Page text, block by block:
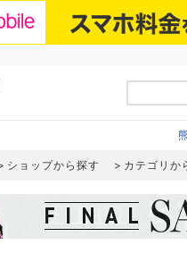
ショップから探す カテゴリか